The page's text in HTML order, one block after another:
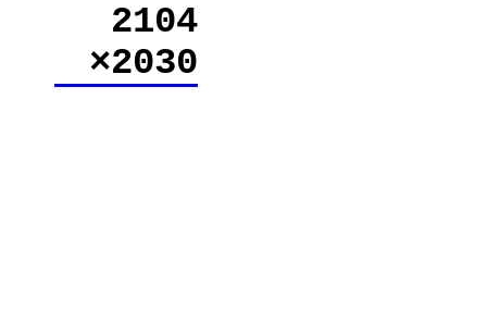
2104
×2030